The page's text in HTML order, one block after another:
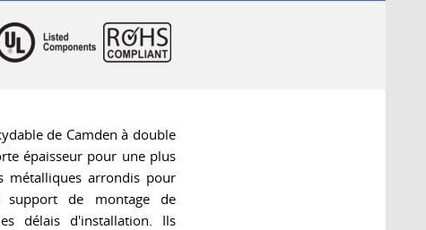
de Camden à double
épaisseur pour une plus
métalliques arrondis pour
support de montage de
délais d'installation. Ils